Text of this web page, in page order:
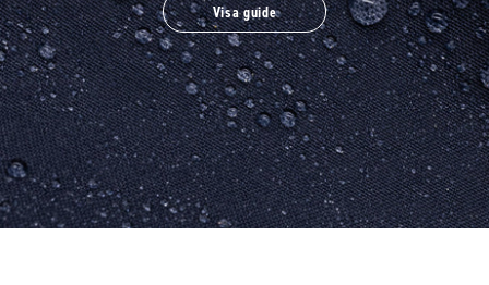
Visa guide